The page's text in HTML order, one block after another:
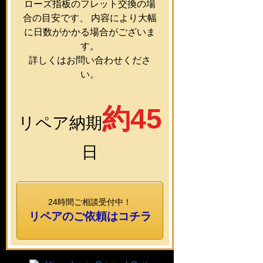
ローズ指板のフレット交換の場
合の目安です、 内容により大幅
に日数がかかる場合がございま
す。
詳しくはお問い合わせくださ
い。
リペア納期約45
日
24時間ご相談受付中！
リペアのご依頼はコチラ